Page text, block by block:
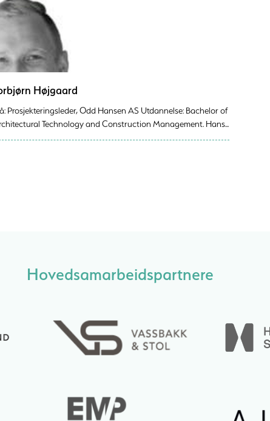
Højgaard
Prosjekteringsleder, Odd Hansen AS Utdannelse: Bachelor of
Technology and Construction Management. Hans...
Hovedsamarbeidspartnere